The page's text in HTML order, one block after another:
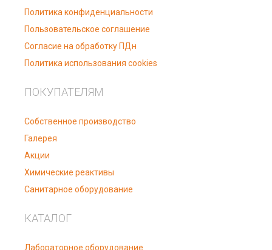
Политика конфиденциальности
Пользовательское соглашение
Согласие на обработку ПДн
Политика использования cookies
ПОКУПАТЕЛЯМ
Собственное производство
Галерея
Акции
Химические реактивы
Санитарное оборудование
КАТАЛОГ
Лабораторное оборудование